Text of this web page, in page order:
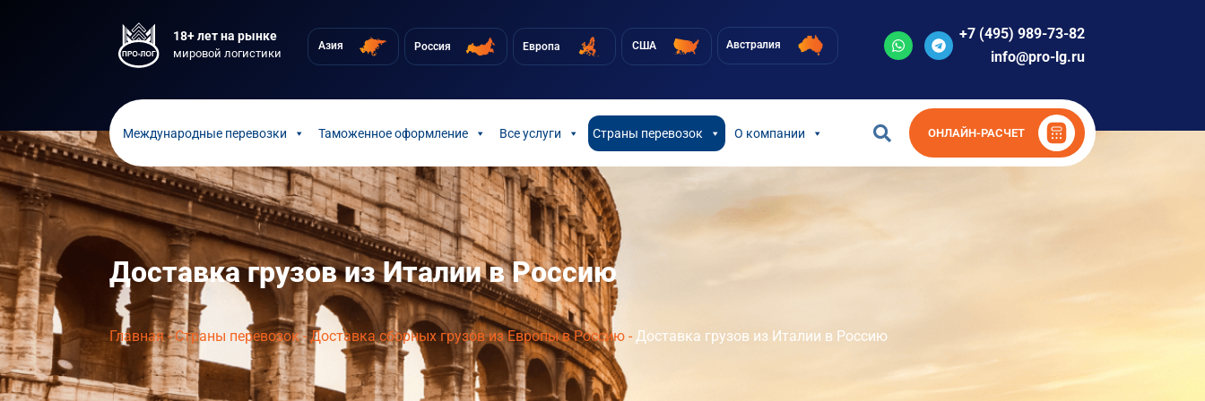
18+ лет на рынке
мировой логистики
Азия Россия Европа США Австралия
+7 (495) 989-73-82
info@pro-lg.ru
Международные перевозки Таможенное оформление Все услуги Страны перевозок О компании ОНЛАЙН-РАСЧЕТ
Доставка грузов из Италии в Россию
Главная-Страны перевозок-Доставка сборных грузов из Европы в Россию - Доставка грузов из Италии в Россию